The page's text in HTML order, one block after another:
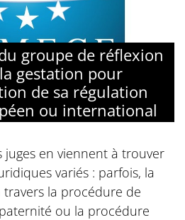
groupe de réflexion
gestation pour
de sa régulation
ou international
juges en viennent à trouver
variés : parfois, la
la procédure de
ou la procédure